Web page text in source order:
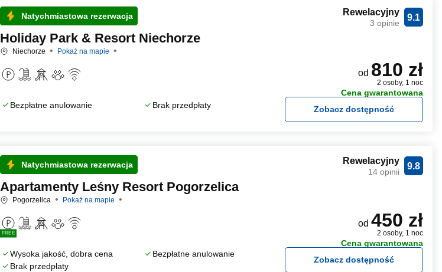
Natychmiastowa rezerwacja
Holiday Park & Resort Niechorze
Niechorze Pokaż na mapie
Bezpłatne anulowanie Brak przedpłaty
9.1
Rewelacyjny
3 opinie
od 810 zł
2 osoby, 1 noc
Cena gwarantowana
Zobacz dostępność
Natychmiastowa rezerwacja
Apartamenty Leśny Resort Pogorzelica
Pogorzelica Pokaż na mapie
FREE
Wysoka jakość, dobra cena
Bezpłatne anulowanie
Brak przedpłaty
9.8
Rewelacyjny
14 opinii
od 450 zł
2 osoby, 1 noc
Cena gwarantowana
Zobacz dostępność